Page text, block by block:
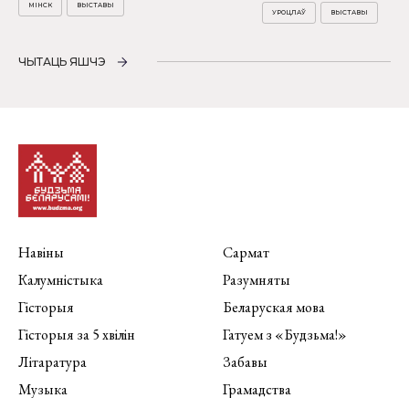
МІНСК ВЫСТАВЫ
УРОЦЛАЎ ВЫСТАВЫ
ЧЫТАЦЬ ЯШЧЭ
Навіны
Калумністыка
Гісторыя
Гісторыя за 5 хвілін
Літаратура
Музыка
Сармат
Разумняты
Беларуская мова
Гатуем з «Будзьма!»
Забавы
Грамадства